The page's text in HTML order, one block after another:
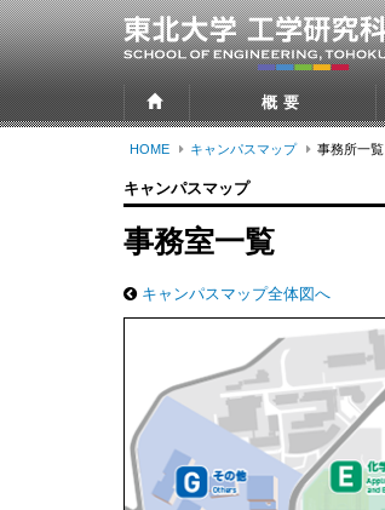
概要
HOME キャンパスマップ 事務所一覧
キャンパスマップ
事務室一覧
キャンパスマップ全体図へ